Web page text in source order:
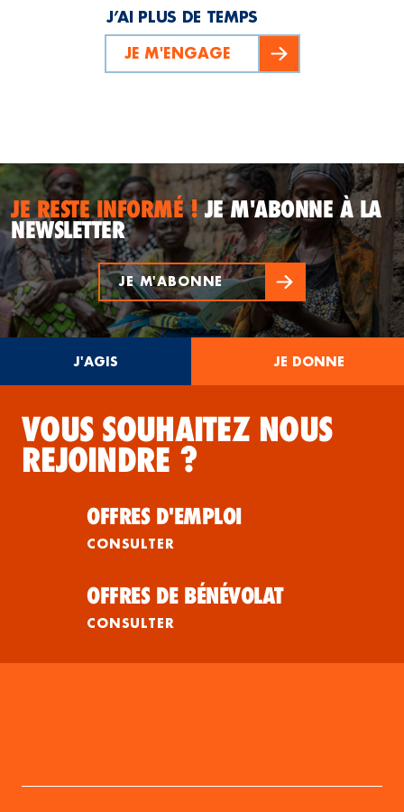
J’AI PLUS DE TEMPS
JE M'ENGAGE
JE RESTE INFORMÉ !JE M'ABONNE À LA
NEWSLETTER
JE M'ABONNE
J'AGIS JE DONNE
VOUS SOUHAITEZ NOUS
REJOINDRE ?
OFFRES D'EMPLOI
CONSULTER
OFFRES DE BÉNÉVOLAT
CONSULTER